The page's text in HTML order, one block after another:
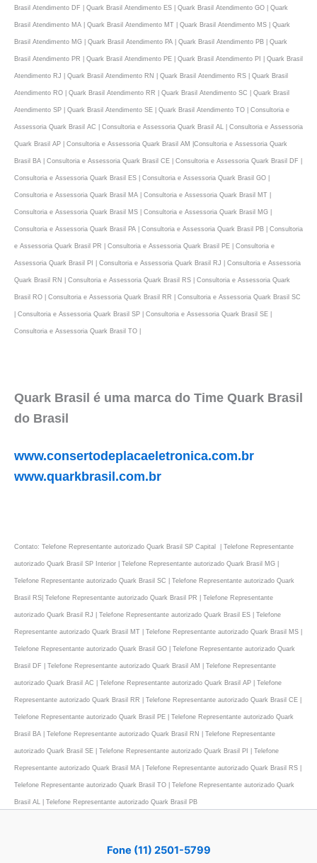
Brasil Atendimento DF | Quark Brasil Atendimento ES | Quark Brasil Atendimento GO | Quark
Brasil Atendimento MA | Quark Brasil Atendimento MT | Quark Brasil Atendimento MS | Quark
Brasil Atendimento MG | Quark Brasil Atendimento PA | Quark Brasil Atendimento PB | Quark
Brasil Atendimento PR | Quark Brasil Atendimento PE | Quark Brasil Atendimento PI | Quark Brasil
Atendimento RJ | Quark Brasil Atendimento RN | Quark Brasil Atendimento RS | Quark Brasil
Atendimento RO | Quark Brasil Atendimento RR | Quark Brasil Atendimento SC | Quark Brasil
Atendimento SP | Quark Brasil Atendimento SE | Quark Brasil Atendimento TO | Consultoria e
Assessoria Quark Brasil AC | Consultoria e Assessoria Quark Brasil AL | Consultoria e Assessoria
Quark Brasil AP | Consultoria e Assessoria Quark Brasil AM |Consultoria e Assessoria Quark
Brasil BA | Consultoria e Assessoria Quark Brasil CE | Consultoria e Assessoria Quark Brasil DF |
Consultoria e Assessoria Quark Brasil ES | Consultoria e Assessoria Quark Brasil GO |
Consultoria e Assessoria Quark Brasil MA | Consultoria e Assessoria Quark Brasil MT |
Consultoria e Assessoria Quark Brasil MS | Consultoria e Assessoria Quark Brasil MG |
Consultoria e Assessoria Quark Brasil PA | Consultoria e Assessoria Quark Brasil PB | Consultoria
e Assessoria Quark Brasil PR | Consultoria e Assessoria Quark Brasil PE | Consultoria e
Assessoria Quark Brasil PI | Consultoria e Assessoria Quark Brasil RJ | Consultoria e Assessoria
Quark Brasil RN | Consultoria e Assessoria Quark Brasil RS | Consultoria e Assessoria Quark
Brasil RO | Consultoria e Assessoria Quark Brasil RR | Consultoria e Assessoria Quark Brasil SC
| Consultoria e Assessoria Quark Brasil SP | Consultoria e Assessoria Quark Brasil SE |
Consultoria e Assessoria Quark Brasil TO |
Quark Brasil é uma marca do Time Quark Brasil
do Brasil
www.consertodeplacaeletronica.com.br
www.quarkbrasil.com.br
Contato: Telefone Representante autorizado Quark Brasil SP Capital | Telefone Representante
autorizado Quark Brasil SP Interior | Telefone Representante autorizado Quark Brasil MG |
Telefone Representante autorizado Quark Brasil SC | Telefone Representante autorizado Quark
Brasil RS| Telefone Representante autorizado Quark Brasil PR | Telefone Representante
autorizado Quark Brasil RJ | Telefone Representante autorizado Quark Brasil ES | Telefone
Representante autorizado Quark Brasil MT | Telefone Representante autorizado Quark Brasil MS |
Telefone Representante autorizado Quark Brasil GO | Telefone Representante autorizado Quark
Brasil DF | Telefone Representante autorizado Quark Brasil AM | Telefone Representante
autorizado Quark Brasil AC | Telefone Representante autorizado Quark Brasil AP | Telefone
Representante autorizado Quark Brasil RR | Telefone Representante autorizado Quark Brasil CE |
Telefone Representante autorizado Quark Brasil PE | Telefone Representante autorizado Quark
Brasil BA | Telefone Representante autorizado Quark Brasil RN | Telefone Representante
autorizado Quark Brasil SE | Telefone Representante autorizado Quark Brasil PI | Telefone
Representante autorizado Quark Brasil MA | Telefone Representante autorizado Quark Brasil RS |
Telefone Representante autorizado Quark Brasil TO | Telefone Representante autorizado Quark
Brasil AL | Telefone Representante autorizado Quark Brasil PB
Fone (11) 2501-5799